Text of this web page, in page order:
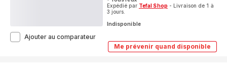
-
Induction
Induction
Me prévenir quand disponible
Duetto
Expédié par Tefal Shop- Livraison de 1 à
3 jours.
Indisponible
Ajouter au comparateurDuetto
G7320434
Poêle